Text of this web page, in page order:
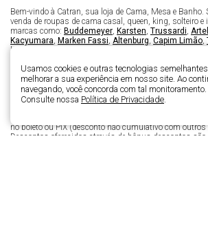
Bem-vindo à Catran, sua loja de Cama, Mesa e
venda de roupas de cama casal, queen, king, solteiro
marcas como: Buddemeyer, Karsten, Trussardi,
Kacyumara, Marken Fassi, Altenburg, Capim Limão,
loja virtual Catran está dividida nos seguintes
enxoval,edredom, toalha de banho,roupão,roupa
mesa ,jogos americanos,jogo de cama,colcha,
protetor de colchão anti alérgicoe muito mais. Nesta
comprar com a maior segurança e ainda parcelar em
no boleto ou PIX (desconto não cumulativo com
Descontos oferecidos através de bônus descontos são
Usamos cookies e outras tecnologias
melhorar a sua experiência em nosso site. Ao
navegando, você concorda com tal monitoramento.
Consulte nossa Política de Privacidade.